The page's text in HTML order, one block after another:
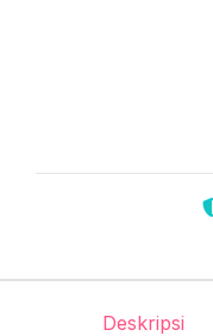
Deskripsi